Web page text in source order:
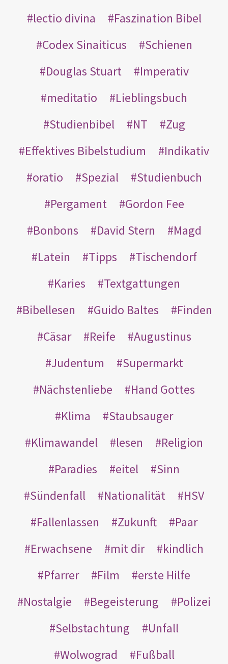
lectio divina
Faszination Bibel
Codex Sinaiticus
Schienen
Douglas Stuart
Imperativ
meditatio
Lieblingsbuch
Studienbibel
NT
Zug
Effektives Bibelstudium
Indikativ
oratio
Spezial
Studienbuch
Pergament
Gordon Fee
Bonbons
David Stern
Magd
Latein
Tipps
Tischendorf
Karies
Textgattungen
Bibellesen
Guido Baltes
Finden
Cäsar
Reife
Augustinus
Judentum
Supermarkt
Nächstenliebe
Hand Gottes
Klima
Staubsauger
Klimawandel
lesen
Religion
Paradies
eitel
Sinn
Sündenfall
Nationalität
HSV
Fallenlassen
Zukunft
Paar
Erwachsene
mit dir
kindlich
Pfarrer
Film
erste Hilfe
Nostalgie
Begeisterung
Polizei
Selbstachtung
Unfall
Wolwograd
Fußball